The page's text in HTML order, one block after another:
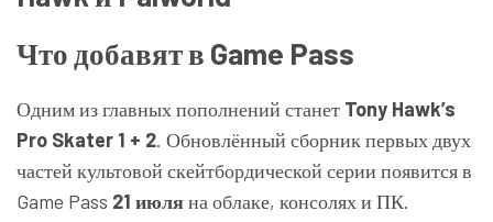
Что добавят в Game Pass
Одним из главных пополнений станет Tony Hawk’s
Pro Skater 1 + 2. Обновлённый сборник первых двух
частей культовой скейтбордической серии появится в
Game Pass 21 июляна облаке, консолях и ПК.